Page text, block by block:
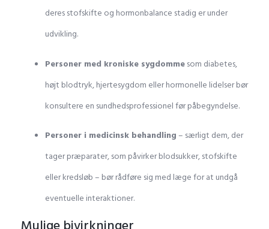
deres stofskifte og hormonbalance stadig er under
udvikling.
Personer med kroniske sygdommesom diabetes,
højt blodtryk, hjertesygdom eller hormonelle lidelser bør
konsultere en sundhedsprofessionel før påbegyndelse.
Personer i medicinsk behandling– særligt dem, der
tager præparater, som påvirker blodsukker, stofskifte
eller kredsløb – bør rådføre sig med læge for at undgå
eventuelle interaktioner.